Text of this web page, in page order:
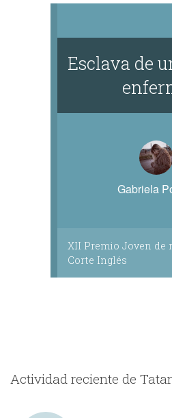
Esclava de
Gabriela
XII Premio Joven de
Corte Inglés
Actividad reciente de